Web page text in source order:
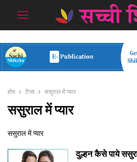
होम टैग्स ससुराल में प्यार
ससुराल में प्यार
ससुराल में प्यार
दुल्हन कैसे पाये